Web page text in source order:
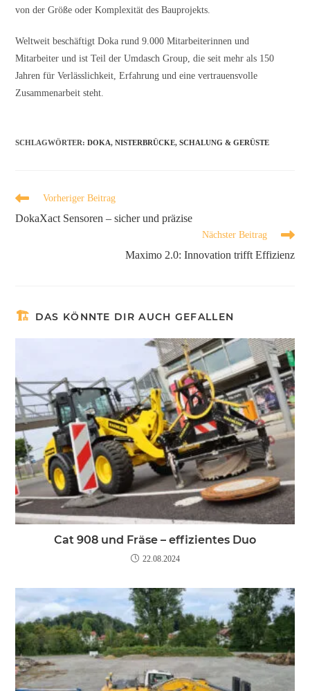
von der Größe oder Komplexität des Bauprojekts.
Weltweit beschäftigt Doka rund 9.000 Mitarbeiterinnen und
Mitarbeiter und ist Teil der Umdasch Group, die seit mehr als 150
Jahren für Verlässlichkeit, Erfahrung und eine vertrauensvolle
Zusammenarbeit steht.
SCHLAGWÖRTER:DOKA, NISTERBRÜCKE, SCHALUNG & GERÜSTE
Vorheriger Beitrag
DokaXact Sensoren – sicher und präzise
Nächster Beitrag
Maximo 2.0: Innovation trifft Effizienz
DAS KÖNNTE DIR AUCH GEFALLEN
Cat 908 und Fräse – effizientes Duo
22.08.2024